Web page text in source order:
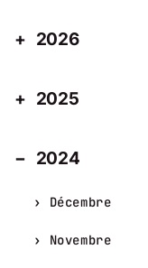
2026
2025
2024
Décembre
Novembre